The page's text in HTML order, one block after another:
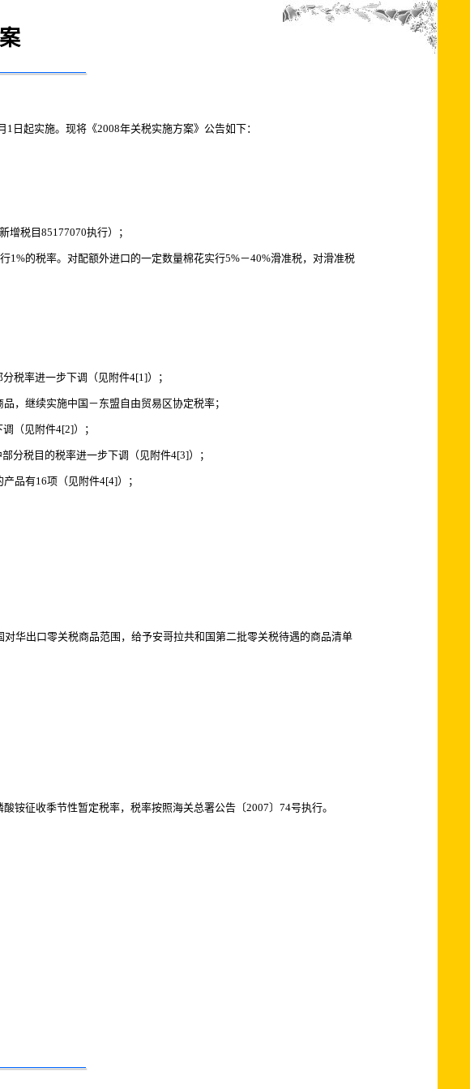
日起实施。现将《2008年关税实施方案》公告如下：
税目85177070执行）；
的税率。对配额外进口的一定数量棉花实行5%－40%滑准税，对滑准税
税率进一步下调（见附件4[1]）；
继续实施中国－东盟自由贸易区协定税率；
（见附件4[2]）；
税目的税率进一步下调（见附件4[3]）；
品有16项（见附件4[4]）；
出口零关税商品范围，给予安哥拉共和国第二批零关税待遇的商品清单
征收季节性暂定税率，税率按照海关总署公告〔2007〕74号执行。